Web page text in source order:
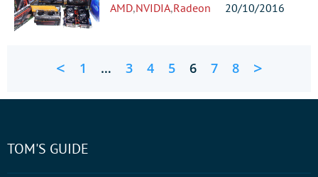
AMD,NVIDIA,Radeon 20/10/2016
< 1 … 3 4 5 6 7 8 >
TOM'S GUIDE